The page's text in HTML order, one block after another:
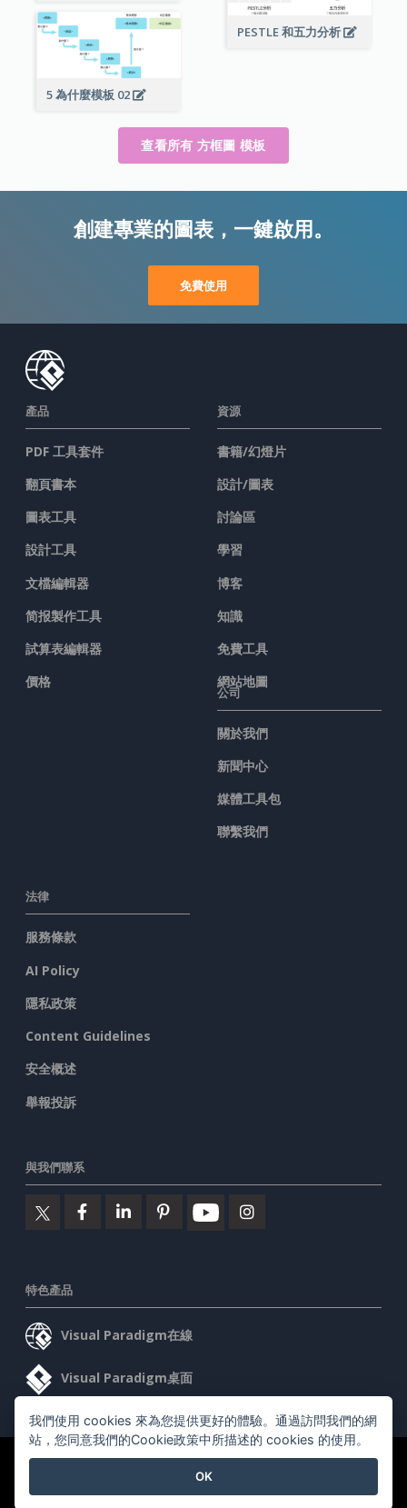
PESTLE 和五力分析
5 為什麼模板 02
查看所有 方框圖 模板
創建專業的圖表，一鍵啟用。
免費使用
產品
PDF 工具套件
翻頁書本
圖表工具
設計工具
文檔編輯器
简报製作工具
試算表編輯器
價格
資源
書籍/幻燈片
設計/圖表
討論區
學習
博客
知識
免費工具
網站地圖
公司
關於我們
新聞中心
媒體工具包
聯繫我們
法律
服務條款
AI Policy
隱私政策
Content Guidelines
安全概述
舉報投訴
與我們聯系
特色產品
Visual Paradigm在線
Visual Paradigm桌面
©2026 by Visual Paradigm. 版權所有。
我們使用 cookies 來為您提供更好的體驗。通過訪問我們的網
站，您同意我們的Cookie政策中所描述的 cookies 的使用。
OK